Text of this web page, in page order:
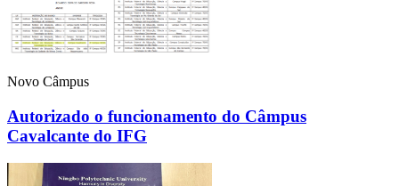
Novo Câmpus
Autorizado o funcionamento do Câmpus
Cavalcante do IFG